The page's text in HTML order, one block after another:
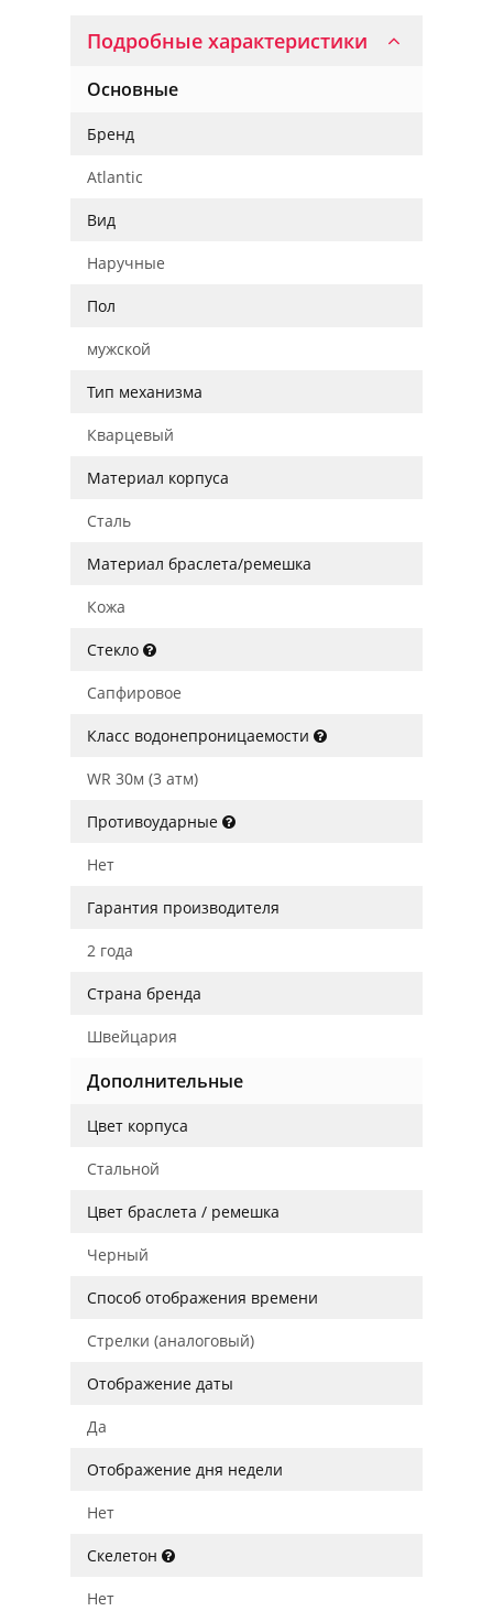
Подробные характеристики
Основные
Бренд
Atlantic
Вид
Наручные
Пол
мужской
Тип механизма
Кварцевый
Материал корпуса
Сталь
Материал браслета/ремешка
Кожа
Стекло
Сапфировое
Класс водонепроницаемости
WR 30м (3 атм)
Противоударные
Нет
Гарантия производителя
2 года
Страна бренда
Швейцария
Дополнительные
Цвет корпуса
Стальной
Цвет браслета / ремешка
Черный
Способ отображения времени
Стрелки (аналоговый)
Отображение даты
Да
Отображение дня недели
Нет
Скелетон
Нет